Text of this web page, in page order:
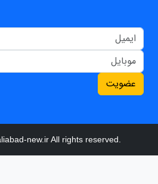
عضویت
new.ir All rights reserved.